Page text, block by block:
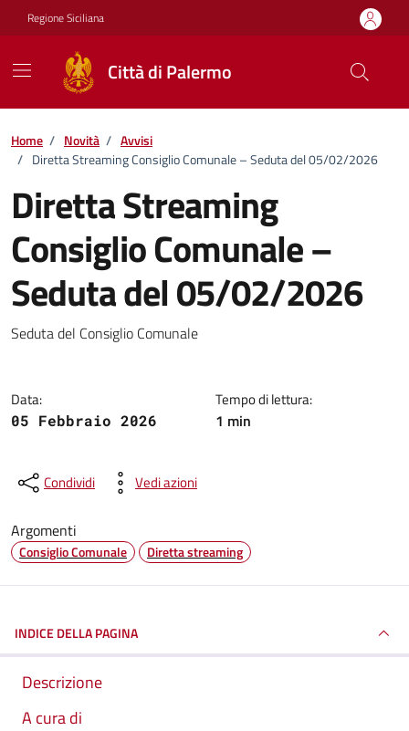
Vai ai contenuti
Vai al footer
Regione Siciliana
Città di Palermo
Home / Novità / Avvisi
/ Diretta Streaming Consiglio Comunale – Seduta del 05/02/2026
Diretta Streaming
Consiglio Comunale –
Seduta del 05/02/2026
Dettagli della notizia
Seduta del Consiglio Comunale
Data:
05 Febbraio 2026
Tempo di lettura:
1 min
Condividi Vedi azioni
Argomenti
Consiglio Comunale Diretta streaming
INDICE DELLA PAGINA
Descrizione
A cura di